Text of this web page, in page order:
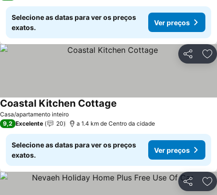
Selecione as datas para ver os preços
exatos.
Ver preços
Partilhar
Casa/apartamento inteiro
Coastal Kitchen Cottage
9,2 Excelente 20 a 1.4 km de Centro da cidade
Selecione as datas para ver os preços
exatos.
Ver preços
Partilhar